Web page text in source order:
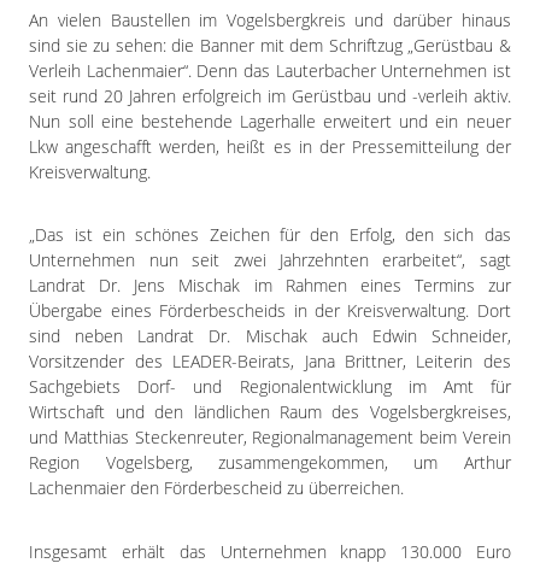
Wartenberg
Schwalm
Fulda
Gießen
Datenschutzerklärung
An vielen Baustellen im Vogelsbergkreis und darüber hinaus
sind sie zu sehen: die Banner mit dem Schriftzug „Gerüstbau &
Verleih Lachenmaier“. Denn das Lauterbacher Unternehmen ist
seit rund 20 Jahren erfolgreich im Gerüstbau und -verleih aktiv.
Nun soll eine bestehende Lagerhalle erweitert und ein neuer
Lkw angeschafft werden, heißt es in der Pressemitteilung der
Kreisverwaltung.
„Das ist ein schönes Zeichen für den Erfolg, den sich das
Unternehmen nun seit zwei Jahrzehnten erarbeitet“, sagt
Landrat Dr. Jens Mischak im Rahmen eines Termins zur
Übergabe eines Förderbescheids in der Kreisverwaltung. Dort
sind neben Landrat Dr. Mischak auch Edwin Schneider,
Vorsitzender des LEADER-Beirats, Jana Brittner, Leiterin des
Sachgebiets Dorf- und Regionalentwicklung im Amt für
Wirtschaft und den ländlichen Raum des Vogelsbergkreises,
und Matthias Steckenreuter, Regionalmanagement beim Verein
Region Vogelsberg, zusammengekommen, um Arthur
Lachenmaier den Förderbescheid zu überreichen.
Insgesamt erhält das Unternehmen knapp 130.000 Euro